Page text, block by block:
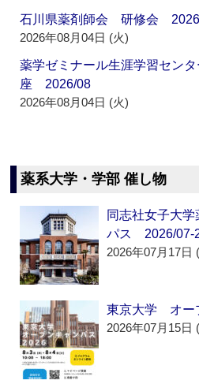
石川県薬剤師会 研修会
2026年08月04日 (火)
薬学ゼミナール生涯学習セン
座 2026/08
2026年08月04日 (火)
薬系大学・学部 催し物
同志社女子大
パス 2026/07-
2026年07月17日
東京大学 オー
2026年07月15日